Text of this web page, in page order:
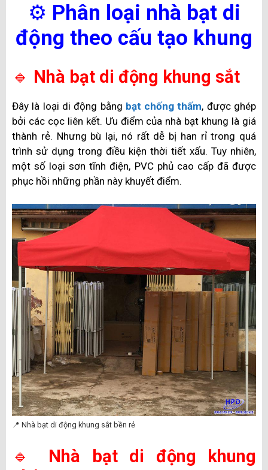
⚙️ Phân loại nhà bạt di
động theo cấu tạo khung
🔹 Nhà bạt di động khung sắt
Đây là loại di động bằng bạt chống thấm, được ghép
bởi các cọc liên kết. Ưu điểm của nhà bạt khung là giá
thành rẻ. Nhưng bù lại, nó rất dễ bị han rỉ trong quá
trình sử dụng trong điều kiện thời tiết xấu. Tuy nhiên,
một số loại sơn tĩnh điện, PVC phủ cao cấp đã được
phục hồi những phần này khuyết điểm.
📍 Nhà bạt di động khung sắt bền rẻ
🔹 Nhà bạt di động khung